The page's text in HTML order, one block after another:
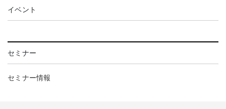
イベント
セミナー
セミナー情報